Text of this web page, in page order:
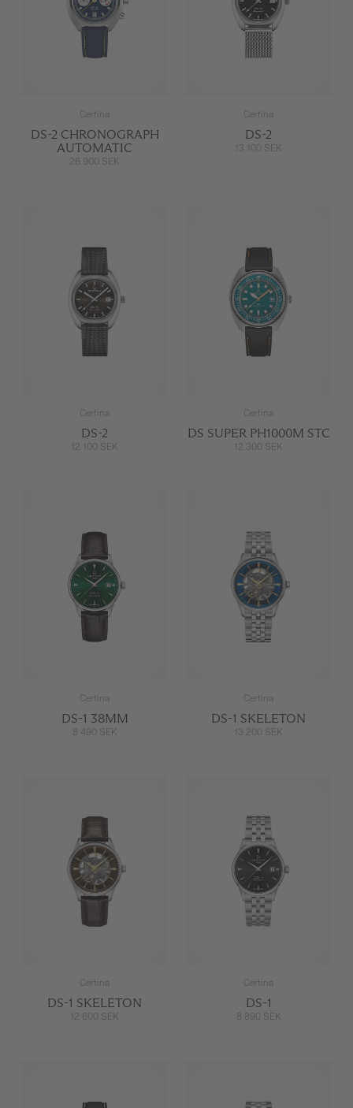
Certina
DS-2 CHRONOGRAPH
AUTOMATIC
26 900 SEK
Certina
DS-2
13 100 SEK
Certina
DS-2
12 100 SEK
Certina
DS SUPER PH1000M STC
12 300 SEK
Certina
DS-1 38MM
8 490 SEK
Certina
DS-1 SKELETON
13 200 SEK
Certina
DS-1 SKELETON
12 600 SEK
Certina
DS-1
8 890 SEK